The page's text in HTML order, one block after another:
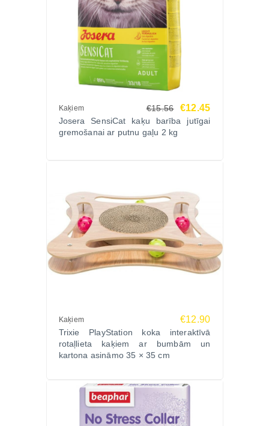
Kaķiem €15.56 €12.45
Josera SensiCat kaķu barība jutīgai
gremošanai ar putnu gaļu 2 kg
Kaķiem €12.90
Trixie PlayStation koka interaktīvā
rotaļlieta kaķiem ar bumbām un
kartona asināmo 35 × 35 cm